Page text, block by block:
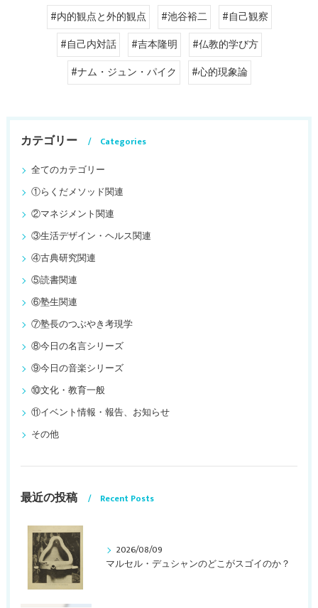
#内的観点と外的観点 #池谷裕二
#自己観察
#自己内対話
#吉本隆明
#仏教的学び方
#ナム・ジュン・パイク
#心的現象論
カテゴリー
Categories
全てのカテゴリー
①らくだメソッド関連
②マネジメント関連
③生活デザイン・ヘルス関連
④古典研究関連
⑤読書関連
⑥塾生関連
⑦塾長のつぶやき考現学
⑧今日の名言シリーズ
⑨今日の音楽シリーズ
⑩文化・教育一般
⑪イベント情報・報告、お知らせ
その他
最近の投稿 Recent Posts
2026/08/09
マルセル・デュシャンのどこがスゴイのか？